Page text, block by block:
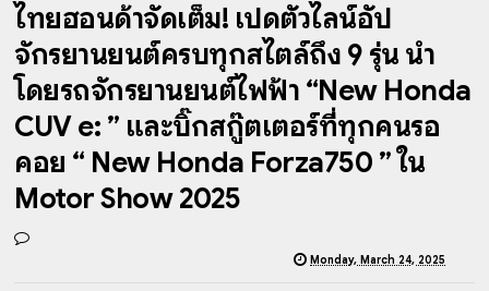
ไทยฮอนด้าจัดเต็ม! เปิดตัวไลน์อัป
จักรยานยนต์ครบทุกสไตล์ถึง 9 รุ่น นำ
โดยรถจักรยานยนต์ไฟฟ้า “New Honda
CUV e: ” และบิ๊กสกู๊ตเตอร์ที่ทุกคนรอ
คอย “ New Honda Forza750 ” ใน
Motor Show 2025
Monday, March 24, 2025